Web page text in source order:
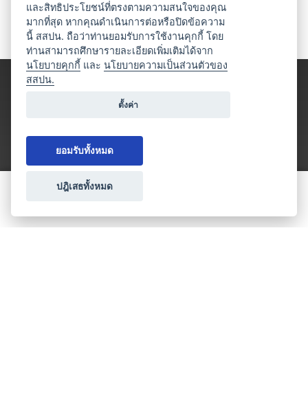
ประเภทธุรกิจไมซ์
และสิทธิประโยชน์ที่ตรงตามความสนใจของคุณ
มากที่สุด หากคุณดำเนินการต่อหรือปิดข้อความ
นี้ สสปน. ถือว่าท่านยอมรับการใช้งานคุกกี้ โดย
ท่านสามารถศึกษารายละเอียดเพิ่มเติมได้จาก
นโยบายคุกกี้ และนโยบายความเป็นส่วนตัวของ
สสปน.
ตั้งค่า
ยอมรับทั้งหมด
ปฎิเสธทั้งหมด